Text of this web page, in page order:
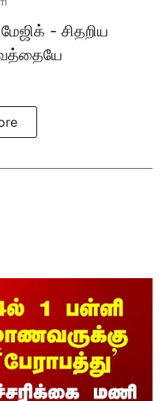
- சிதறிய